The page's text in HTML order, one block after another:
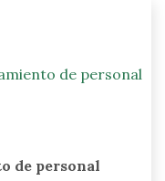
de personal